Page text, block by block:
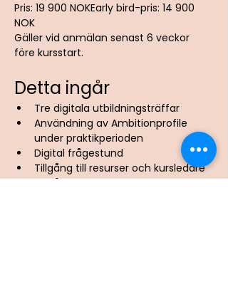
Pris: 19 900 NOKEarly bird-pris: 14 900
NOK
Gäller vid anmälan senast 6 veckor
före kursstart.
Detta ingår
Tre digitala utbildningsträffar
Användning av Ambitionprofile
under praktikperioden
Digital frågestund
Tillgång till resurser och kursledare
Tillgång till Ambitionprofile